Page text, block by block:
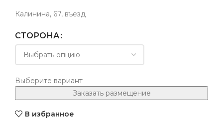
Калинина, 67, въезд
СТОРОНА
Выберите вариант
Заказать размещение
В избранное